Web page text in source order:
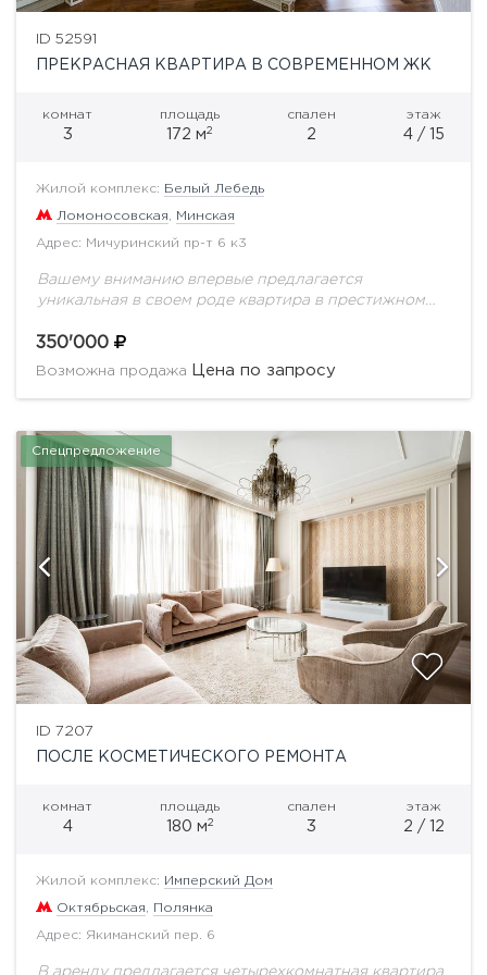
ID 52591
ПРЕКРАСНАЯ КВАРТИРА В СОВРЕМЕННОМ ЖК
комнат
3
площадь
172 м2
спален
2
этаж
4 / 15
Жилой комплекс: Белый Лебедь
Ломоносовская Минская
Адрес: Мичуринский пр-т 6 к3
Вашему вниманию впервые предлагается
уникальная в своем роде квартира в престижном
с применением натуральных дорогостоящих
материалов. Идеальной планировкой
350'000
Возможна продажа Цена по запросу
Спецпредложение
ID 7207
ПОСЛЕ КОСМЕТИЧЕСКОГО РЕМОНТА
комнат
4
площадь
180 м2
спален
3
этаж
2 / 12
Жилой комплекс: Имперский Дом
Октябрьская Полянка
Адрес: Якиманский пер. 6
В аренду предлагается четырехкомнатная квартира